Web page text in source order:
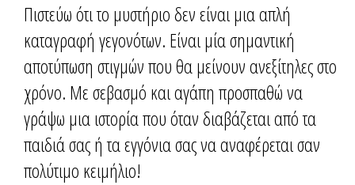
Πιστεύω ότι το μυστήριο δεν είναι μια απλή
καταγραφή γεγονότων. Είναι μία σημαντική
αποτύπωση στιγμών που θα μείνουν ανεξίτηλες στο
χρόνο. Με σεβασμό και αγάπη προσπαθώ να
γράψω μια ιστορία που όταν διαβάζεται από τα
παιδιά σας ή τα εγγόνια σας να αναφέρεται σαν
πολύτιμο κειμήλιο!